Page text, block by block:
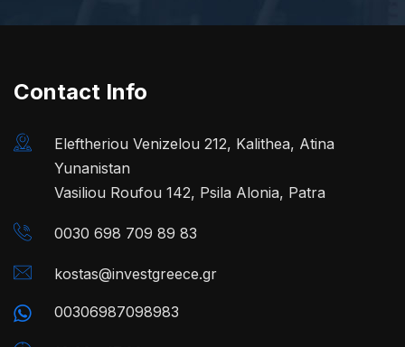
Contact Info
Eleftheriou Venizelou 212, Kalithea, Atina
Yunanistan
Vasiliou Roufou 142, Psila Alonia, Patra
0030 698 709 89 83
kostas@investgreece.gr
00306987098983